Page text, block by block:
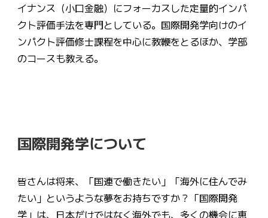
イナンス（小口金融）にフォーカスした定量的インパ
クト評価手法を専門としている。国際開発学向けのイ
ンパクト評価修士課程を中心に教鞭をとるほか、学部
のコースも教える。
国際開発学について
皆さんは将来、「国連で働きたい」「海外に住んでみ
たい」というような夢をお持ちですか？「国際開発
学」は、日本だけではなく海外でも、多くの機会に恵